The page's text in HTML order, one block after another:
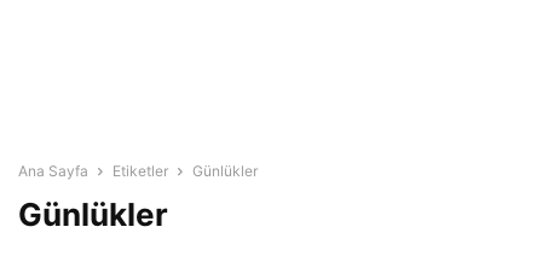
Ana Sayfa Etiketler Günlükler
Günlükler